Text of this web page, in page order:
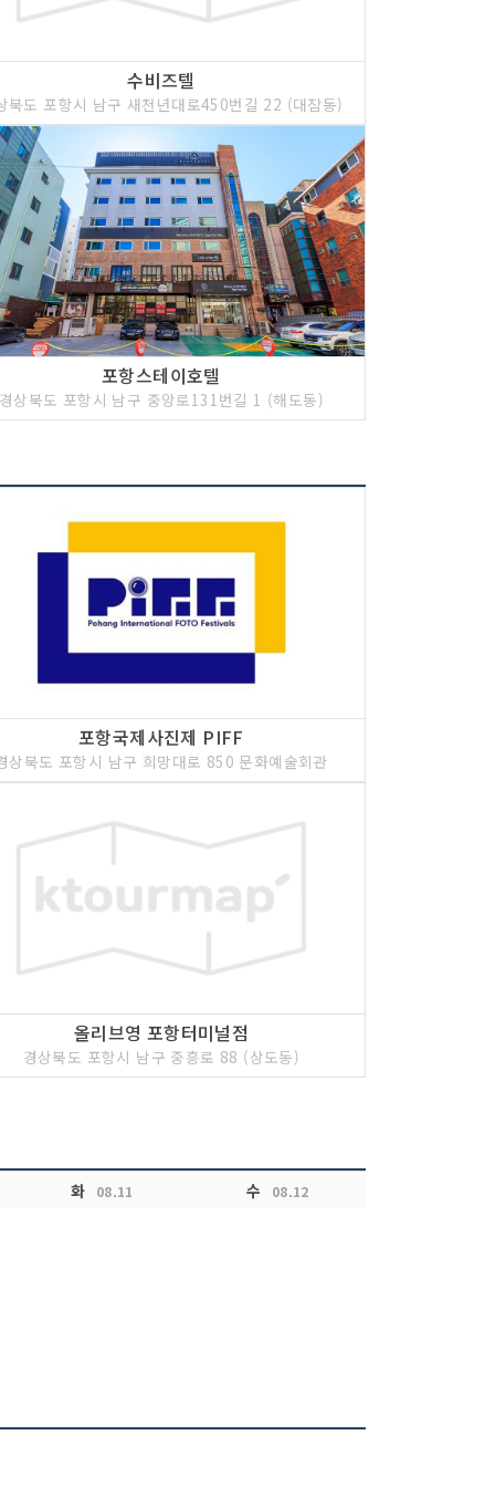
수비즈텔
북도 포항시 남구 새천년대로450번길 22 (대잠동)
포항스테이호텔
상북도 포항시 남구 중앙로131번길 1 (해도동)
포항국제사진제 PIFF
상북도 포항시 남구 희망대로 850 문화예술회관
올리브영 포항터미널점
경상북도 포항시 남구 중흥로 88 (상도동)
화 08.11 수 08.12